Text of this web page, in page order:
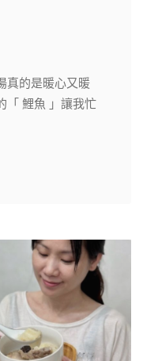
真的是暖心又暖
「 鯉魚 」讓我忙